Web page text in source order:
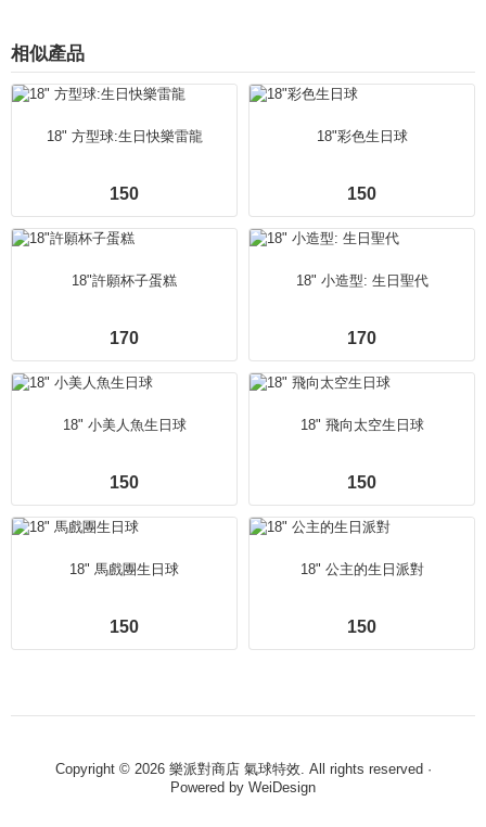
相似產品
18" 方型球:生日快樂雷龍
150
18"彩色生日球
150
18"許願杯子蛋糕
170
18" 小造型: 生日聖代
170
18" 小美人魚生日球
150
18" 飛向太空生日球
150
18" 馬戲團生日球
150
18" 公主的生日派對
150
Copyright © 2026 樂派對商店 氣球特效. All rights reserved ·
Powered by WeiDesign